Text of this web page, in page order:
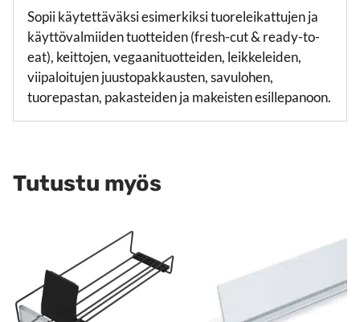
Sopii käytettäväksi esimerkiksi tuoreleikattujen ja
käyttövalmiiden tuotteiden (fresh-cut & ready-to-
eat), keittojen, vegaanituotteiden, leikkeleiden,
viipaloitujen juustopakkausten, savulohen,
tuorepastan, pakasteiden ja makeisten esillepanoon.
Tutustu myös